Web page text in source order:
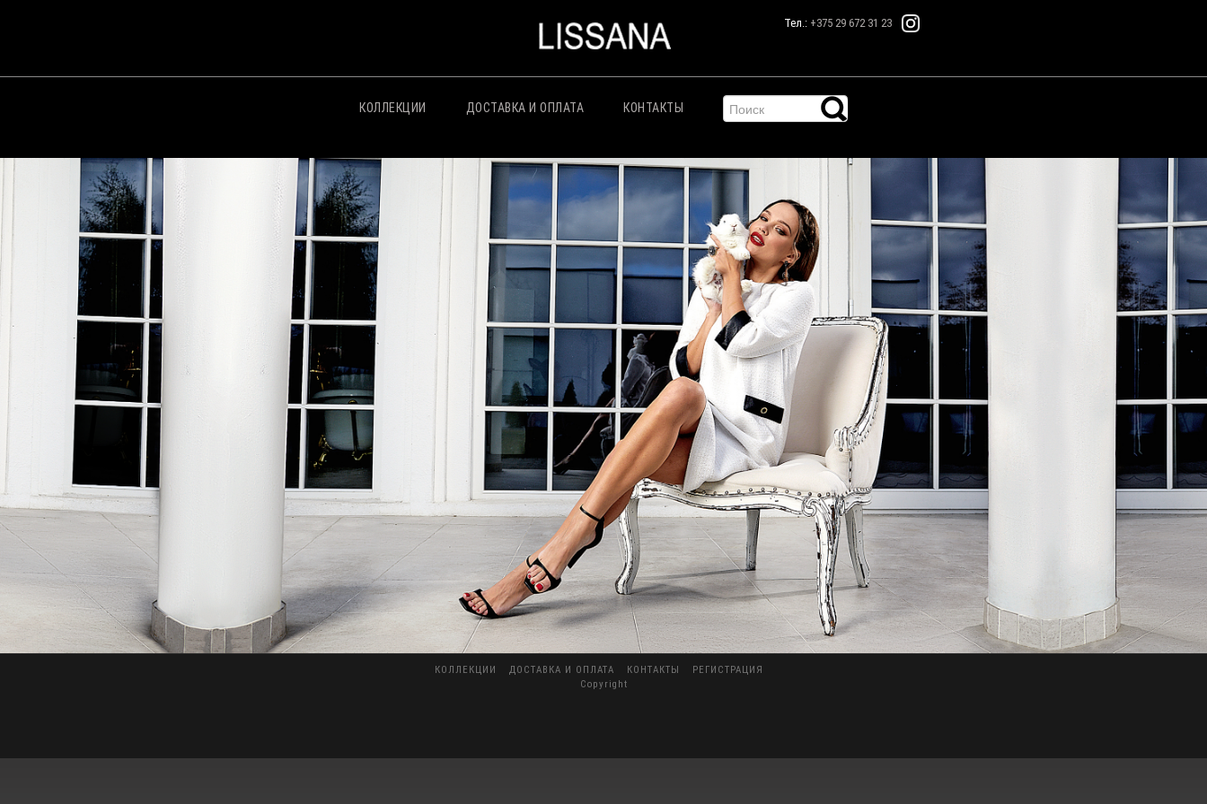
Тел.: +375 29 672 31 23
КОЛЛЕКЦИИ ДОСТАВКА И ОПЛАТА КОНТАКТЫ
КОЛЛЕКЦИИ ДОСТАВКА И ОПЛАТА КОНТАКТЫ
РЕГИСТРАЦИЯ
Copyright